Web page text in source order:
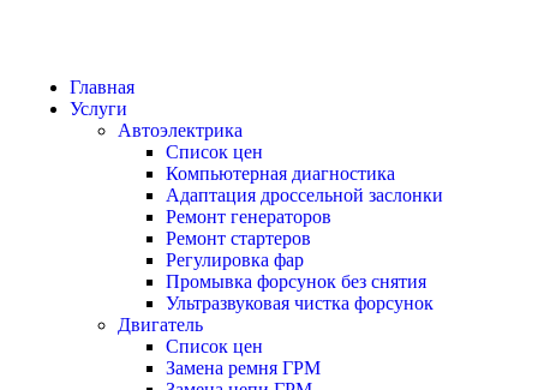
Главная
Услуги
Автоэлектрика
Список цен
Компьютерная диагностика
Адаптация дроссельной заслонки
Ремонт генераторов
Ремонт стартеров
Регулировка фар
Промывка форсунок без снятия
Ультразвуковая чистка форсунок
Двигатель
Список цен
Замена ремня ГРМ